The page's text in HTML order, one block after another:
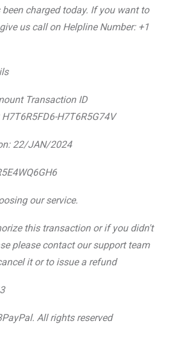
been charged today. If you want to
us call on Helpline Number: +1
Transaction ID
H7T6R5G74V
22/JAN/2024
our service.
this transaction or if you didn't
please contact our support team
it or to issue a refund
All rights reserved